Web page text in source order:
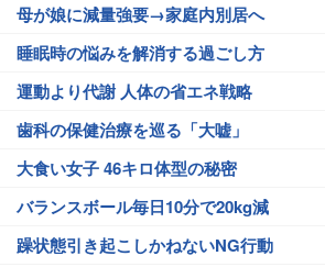
母が娘に減量強要→家庭内別居へ
睡眠時の悩みを解消する過ごし方
運動より代謝 人体の省エネ戦略
歯科の保健治療を巡る「大嘘」
大食い女子 46キロ体型の秘密
バランスボール毎日10分で20kg減
躁状態引き起こしかねないNG行動